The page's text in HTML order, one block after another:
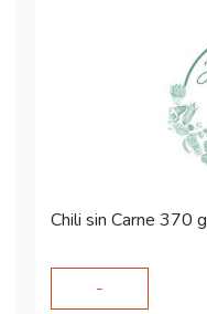
Chili sin Carne 370 g
-